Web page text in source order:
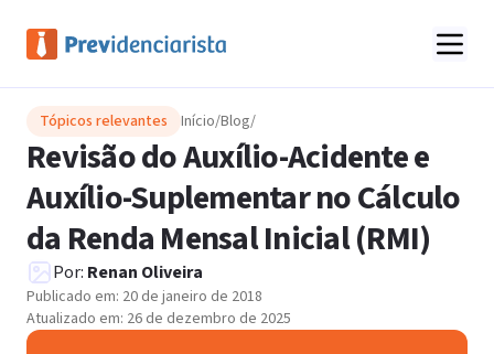
Tópicos relevantes Início/Blog/
Revisão do Auxílio-Acidente e
Auxílio-Suplementar no Cálculo
da Renda Mensal Inicial (RMI)
Por: Renan Oliveira
Publicado em: 20 de janeiro de 2018
Atualizado em: 26 de dezembro de 2025